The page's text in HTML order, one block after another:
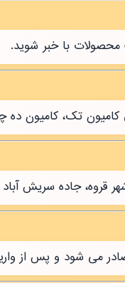
با خبر شوید.
کامیون تک، کامیون
قروه، جاده سریش
می شود و پس از